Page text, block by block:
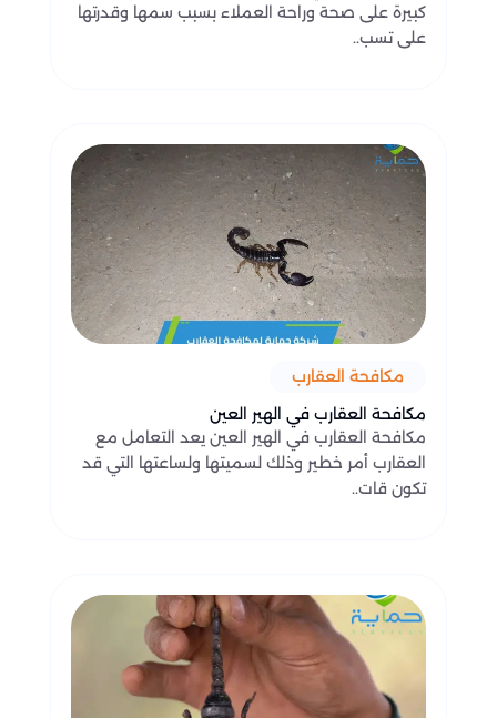
كبيرة على صحة وراحة العملاء بسبب سمها وقدرتها
على تسب..
مكافحة العقارب
مكافحة العقارب في الهير العين
مكافحة العقارب في الهير العين يعد التعامل مع
العقارب أمر خطير وذلك لسميتها ولساعتها التي قد
تكون قات..